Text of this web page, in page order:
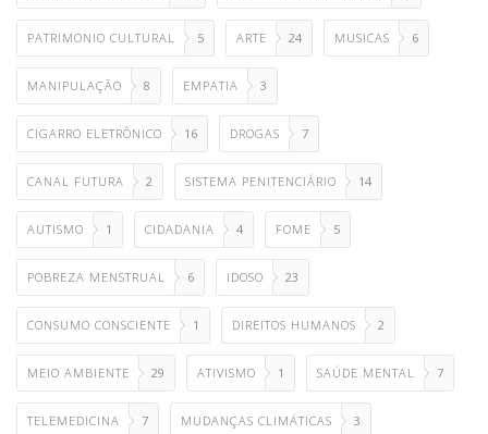
PATRIMONIO CULTURAL 5 ARTE 24 MUSICAS 6
MANIPULAÇÃO 8 EMPATIA 3
CIGARRO ELETRÔNICO 16 DROGAS 7
CANAL FUTURA 2 SISTEMA PENITENCIÁRIO 14
AUTISMO 1 CIDADANIA 4 FOME 5
POBREZA MENSTRUAL 6 IDOSO 23
CONSUMO CONSCIENTE 1 DIREITOS HUMANOS 2
MEIO AMBIENTE 29 ATIVISMO 1 SAÚDE MENTAL 7
TELEMEDICINA 7 MUDANÇAS CLIMÁTICAS 3